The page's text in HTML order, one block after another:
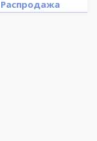
Распродажа